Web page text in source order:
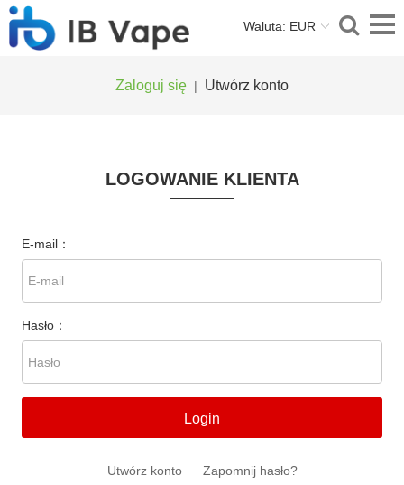
Waluta: EUR
Zaloguj się | Utwórz konto
LOGOWANIE KLIENTA
E-mail：
Hasło：
Login
Utwórz konto Zapomnij hasło?